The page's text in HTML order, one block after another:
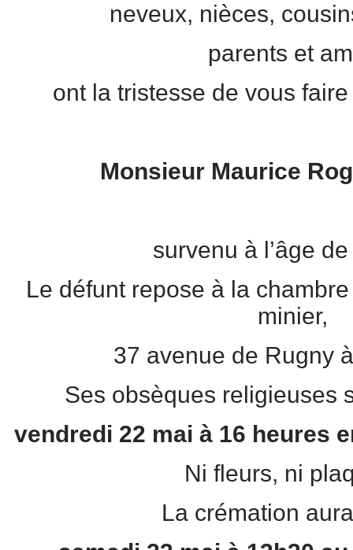
neveux, nièces,
parents et
ont la tristesse de vous
Monsieur Maurice
survenu à l’âge
Le défunt repose à la
minier,
37 avenue de Rugny
Ses obsèques religieuses
vendredi 22 mai à 16 heures
Ni fleurs, ni
La crémation